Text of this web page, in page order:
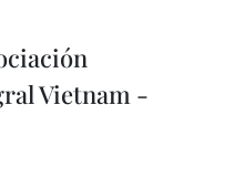
Vietnam -